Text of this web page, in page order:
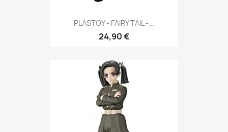
PLASTOY - FAIRY TAIL -...
24,90 €